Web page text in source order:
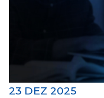
23 DEZ 2025